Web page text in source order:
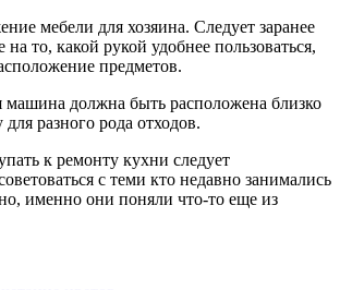
мебели для хозяина. Следует заранее
то, какой рукой удобнее пользоваться,
предметов.
машина должна быть расположена близко
разного рода отходов.
к ремонту кухни следует
с теми кто недавно занимались
именно они поняли что-то еще из